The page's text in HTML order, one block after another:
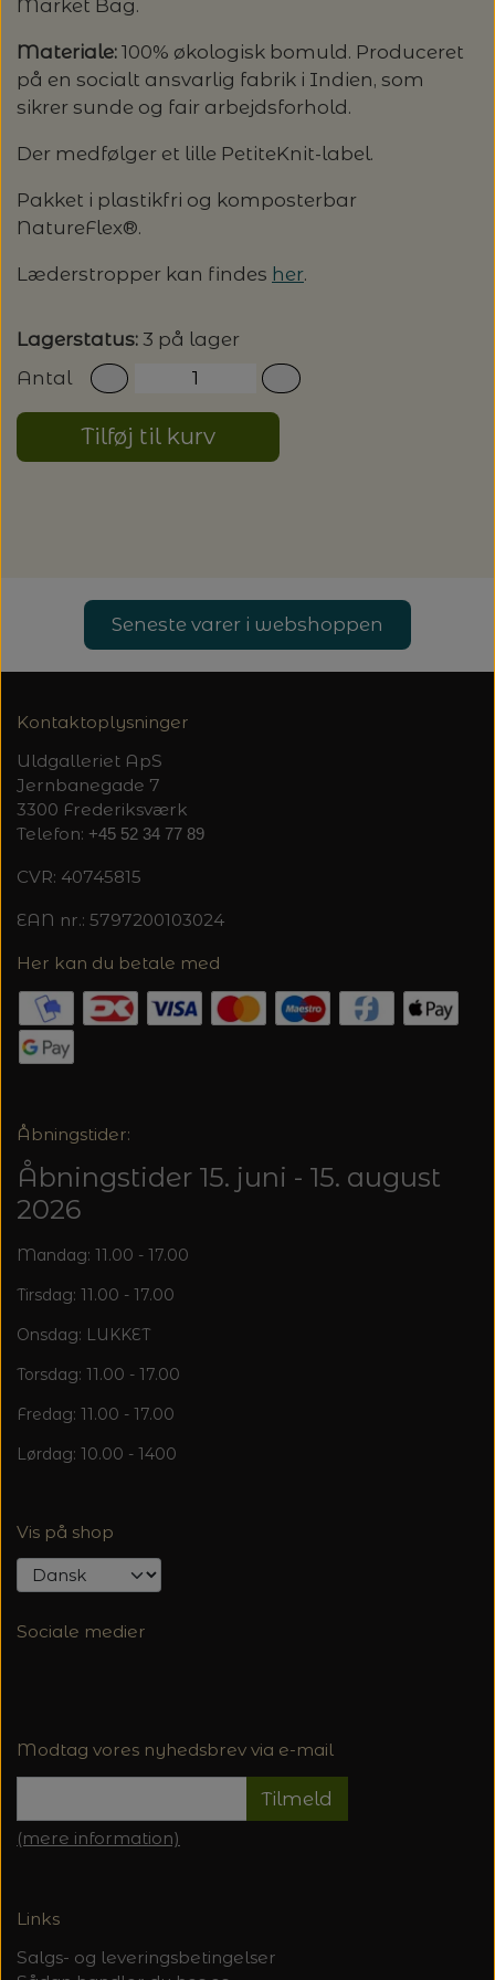
PASCUALI: NEPAL - SPAR 20%
PASCULI: SUAVE - SPAR 20%
POMP STITCH - BRODERI - SPAR 30-35%
PÅ ALLE KITS
SPAR 40% - GLERUPS STØVLER BØRN (STR.
PERMIN: SPAR 30% PÅ ALLE
BALDYRE: UDVALGTE BRODERIER - SPAR
LANG YARNS
PASCUALI
SOMMERGARN
LENE HOLME SAMSØE - LEKNIT
MY FAVOURITE THINGS KNITWEAR
RAUMA
SUSIE HAUMANN
MASKESTOPPERE
MASKEWIRES
MAGMA
SAKSE
SYTRÅD
Market Bag.
Materiale: 100% økologisk bomuld. Produceret
på en socialt ansvarlig fabrik i Indien, som
sikrer sunde og fair arbejdsforhold.
Der medfølger et lille PetiteKnit-label.
Pakket i plastikfri og komposterbar
NatureFlex®.
Læderstropper kan findes her.
Lagerstatus: 3 på lager
Antal
Tilføj til kurv
Seneste varer i webshoppen
Kontaktoplysninger
Uldgalleriet ApS
Jernbanegade 7
3300 Frederiksværk
Telefon: +45 52 34 77 89
CVR: 40745815
EAN nr.: 5797200103024
Her kan du betale med
Åbningstider:
Åbningstider 15. juni - 15. august
2026
Mandag: 11.00 - 17.00
Tirsdag: 11.00 - 17.00
Onsdag: LUKKET
Torsdag: 11.00 - 17.00
Fredag: 11.00 - 17.00
Lørdag: 10.00 - 1400
Vis på shop
Sociale medier
Modtag vores nyhedsbrev via e-mail
Tilmeld
(mere information)
Links
Salgs- og leveringsbetingelser